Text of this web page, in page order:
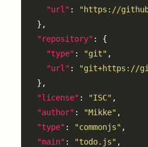
"url" :
"https://
"repository"
"type" : "git"
"url" :
"git+https://
"license" : "ISC"
"author" : "Mikke"
"type" : "commonjs"
"main" : "todo.js"